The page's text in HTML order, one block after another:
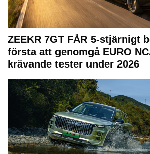
ZEEKR 7GT FÅR 5-stjärnigt
första att genomgå EURO
krävande tester under 2026